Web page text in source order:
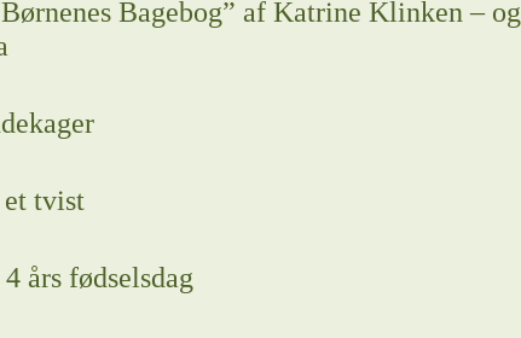
Bagebog” af Katrine Klinken – og
et tvist
års fødselsdag